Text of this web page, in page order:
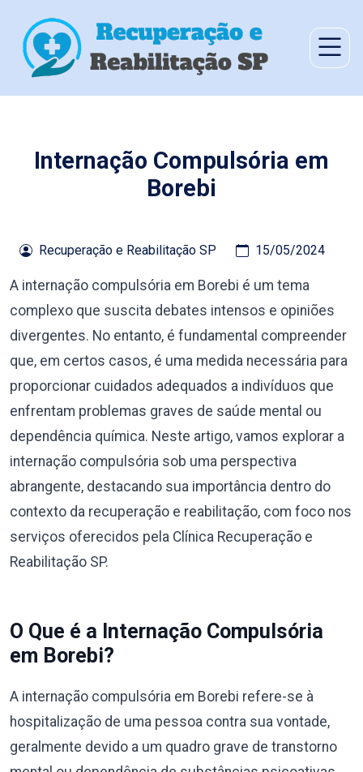
Internação Compulsória em
Borebi
Recuperação e Reabilitação SP 15/05/2024
A internação compulsória em Borebi é um tema
complexo que suscita debates intensos e opiniões
divergentes. No entanto, é fundamental compreender
que, em certos casos, é uma medida necessária para
proporcionar cuidados adequados a indivíduos que
enfrentam problemas graves de saúde mental ou
dependência química. Neste artigo, vamos explorar a
internação compulsória sob uma perspectiva
abrangente, destacando sua importância dentro do
contexto da recuperação e reabilitação, com foco nos
serviços oferecidos pela Clínica Recuperação e
Reabilitação SP.
O Que é a Internação Compulsória
em Borebi?
A internação compulsória em Borebi refere-se à
hospitalização de uma pessoa contra sua vontade,
geralmente devido a um quadro grave de transtorno